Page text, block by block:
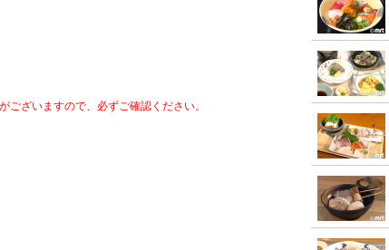
ざいますので、必ずご確認ください。